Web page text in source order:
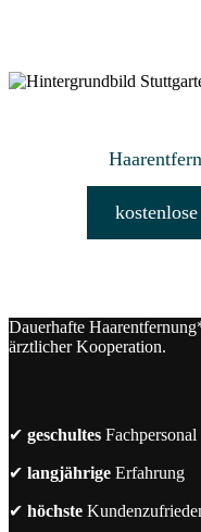
Dauerhafte
ärztlicher Kooperation.
✔ geschultes Fachpersonal
✔ langjährige Erfahrung
✔ höchste